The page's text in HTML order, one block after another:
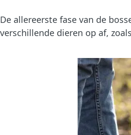
De allereerste fase van de
verschillende dieren op af,